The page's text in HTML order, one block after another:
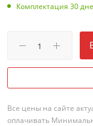
Комплектация 30
Все цены на сайте
оплачивать